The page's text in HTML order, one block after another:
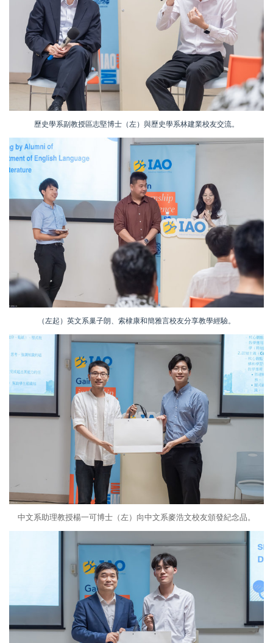
歷史學系副教授區志堅博士（左）與歷史學系林建業校友交流。
（左起）英文系巢子朗、索棣康和簡雅言校友分享教學經驗。
中文系助理教授楊一可博士（左）向中文系麥浩文校友頒發紀念品。